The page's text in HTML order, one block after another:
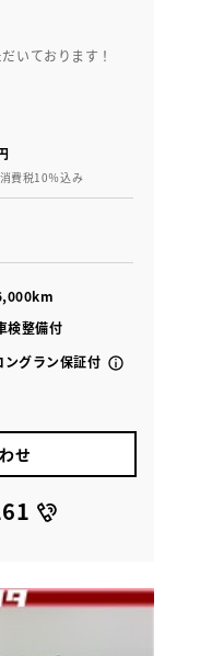
いております！
費税10％込み
検整備付
ングラン保証付
せ